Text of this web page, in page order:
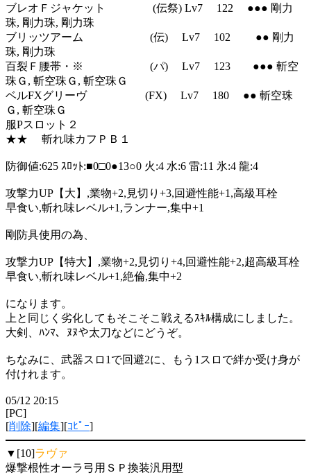
ブレオＦジャケット (伝祭) Lv7 122 ●●● 剛力
珠, 剛力珠, 剛力珠
ブリッツアーム (伝) Lv7 102 ●● 剛力
珠, 剛力珠
百裂Ｆ腰帯・※ (パ) Lv7 123 ●●● 斬空
珠Ｇ, 斬空珠Ｇ, 斬空珠Ｇ
ベルFXグリーヴ (FX) Lv7 180 ●● 斬空珠
Ｇ, 斬空珠Ｇ
服Pスロット２
★★ 斬れ味カフＰＢ１
防御値:625 ｽﾛｯﾄ:■0□0●13○0 火:4 水:6 雷:11 氷:4 龍:4
攻撃力UP【大】,業物+2,見切り+3,回避性能+1,高級耳栓
早食い,斬れ味レベル+1,ランナー,集中+1
剛防具使用の為、
攻撃力UP【特大】,業物+2,見切り+4,回避性能+2,超高級耳栓
早食い,斬れ味レベル+1,絶倫,集中+2
になります。
上と同じく劣化してもそこそこ戦えるｽｷﾙ構成にしました。
大剣、ﾊﾝﾏ、ﾇﾇや太刀などにどうぞ。
ちなみに、武器スロ1で回避2に、もう1スロで絆か受け身が
付けれます。
05/12 20:15
[PC]
[削除][編集][ｺﾋﾟｰ]
▼[10]ラヴァ
爆撃根性オーラ弓用ＳＰ換装汎用型